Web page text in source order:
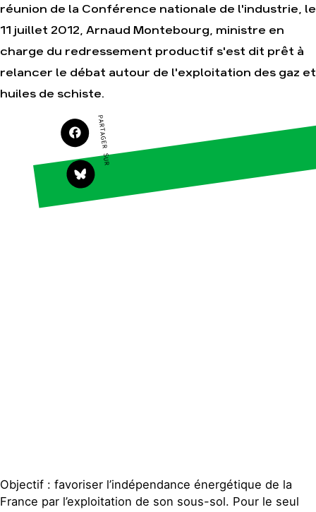
Agir
Faire un don
terrain
Agir au quotidien
Soutenir les
campagnes
Transmettre tout ou
partie de son
patrimoine
Télécharger
Nos
thématiques
Climat – Énergie
Finance
réunion de la Conférence nationale de l'industrie, le
11 juillet 2012, Arnaud Montebourg, ministre en
charge du redressement productif s'est dit prêt à
relancer le débat autour de l'exploitation des gaz et
huiles de schiste.
PARTAGER SUR
Objectif : favoriser l’indépendance énergétique de la
France par l’exploitation de son sous-sol. Pour le seul